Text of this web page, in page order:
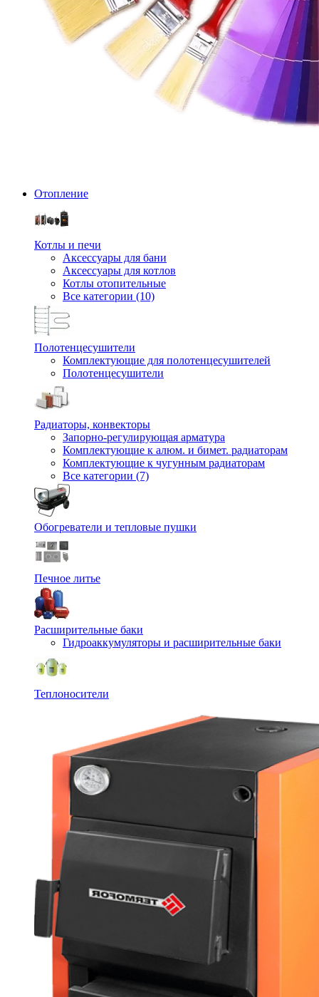
Отопление
Котлы и печи
Аксессуары для бани
Аксессуары для котлов
Котлы отопительные
Все категории (10)
Полотенцесушители
Комплектующие для полотенцесушителей
Полотенцесушители
Радиаторы, конвекторы
Запорно-регулирующая арматура
Комплектующие к алюм. и бимет. радиаторам
Комплектующие к чугунным радиаторам
Все категории (7)
Обогреватели и тепловые пушки
Печное литье
Расширительные баки
Гидроаккумуляторы и расширительные баки
Теплоносители